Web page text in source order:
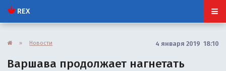
REX
» Новости 4 января 2019 18:10
Варшава продолжает нагнетать